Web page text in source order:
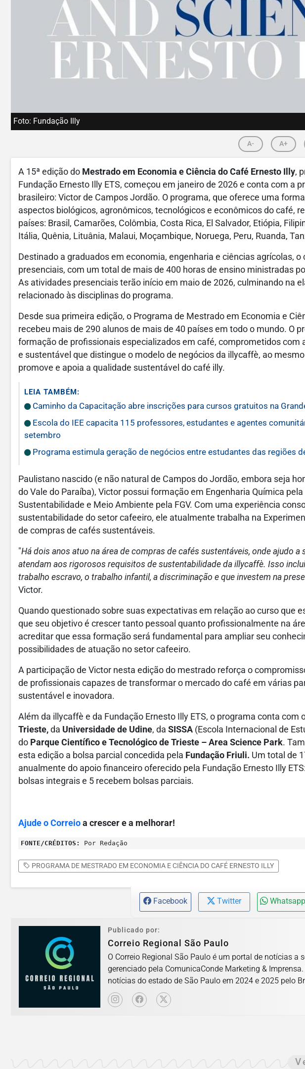
Foto: Fundação Illy
A- A+
A 15ª edição do Mestrado em Economia e Ciência do Café Ernesto Illy,
Fundação Ernesto Illy ETS, começou em janeiro de 2026 e conta com a
brasileiro: Victor de Campos Jordão. O programa, que oferece uma
aspectos biológicos, agronômicos, tecnológicos e econômicos do café,
países: Brasil, Camarões, Colômbia, Costa Rica, El Salvador, Etiópia,
Itália, Quênia, Lituânia, Malaui, Moçambique, Noruega, Peru, Ruanda,
Destinado a graduados em economia, engenharia e ciências agrícolas,
presenciais, com um total de mais de 400 horas de ensino ministradas
As atividades presenciais terão início em maio de 2026, culminando na
relacionado às disciplinas do programa.
Desde sua primeira edição, o Programa de Mestrado em Economia e
recebeu mais de 290 alunos de mais de 40 países em todo o mundo. O
formação de profissionais especializados em café, comprometidos com
e sustentável que distingue o modelo de negócios da illycaffè, ao
promove e apoia a qualidade sustentável do café illy.
LEIA TAMBÉM:
Caminho da Capacitação abre inscrições para cursos gratuitos na
Escola do IEE capacita 115 professores, estudantes e agentes
setembro
Programa estimula geração de negócios entre estudantes das regiões
Paulistano nascido (e não natural de Campos do Jordão, embora seja
do Vale do Paraíba), Victor possui formação em Engenharia Química
Sustentabilidade e Meio Ambiente pela FGV. Com uma experiência
sustentabilidade do setor cafeeiro, ele atualmente trabalha na
de compras de cafés sustentáveis.
"Há dois anos atuo na área de compras de cafés sustentáveis, onde ajudo
atendam aos rigorosos requisitos de sustentabilidade da illycaffè. Isso
trabalho escravo, o trabalho infantil, a discriminação e que investem na
Victor.
Quando questionado sobre suas expectativas em relação ao curso que
que seu objetivo é crescer tanto pessoal quanto profissionalmente na
acreditar que essa formação será fundamental para ampliar seu
possibilidades de atuação no setor cafeeiro.
A participação de Victor nesta edição do mestrado reforça o
de profissionais capazes de transformar o mercado do café em várias
sustentável e inovadora.
Além da illycaffè e da Fundação Ernesto Illy ETS, o programa conta com
Trieste, da Universidade de Udine, da SISSA (Escola Internacional de
do Parque Científico e Tecnológico de Trieste – Area Science Park.
esta edição a bolsa parcial concedida pela Fundação Friuli. Um total de
anualmente do apoio financeiro oferecido pela Fundação Ernesto Illy
bolsas integrais e 5 recebem bolsas parciais.
Ajude o Correio a crescer e a melhorar!
FONTE/CRÉDITOS: Por Redação
PROGRAMA DE MESTRADO EM ECONOMIA E CIÊNCIA DO CAFÉ ERNESTO ILLY
Facebook Twitter Whatsapp
Publicado por:
Correio Regional São Paulo
O Correio Regional São Paulo é um portal de notícias a
gerenciado pela ComunicaConde Marketing &
notícias do estado de São Paulo em 2024 e 2025 pelo